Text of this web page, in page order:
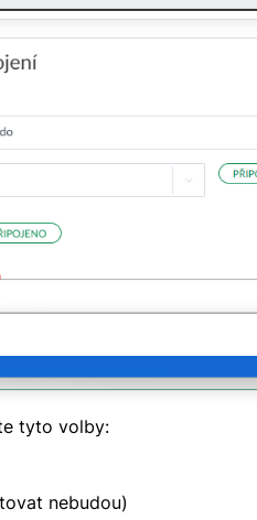
tyto volby:
nebudou)